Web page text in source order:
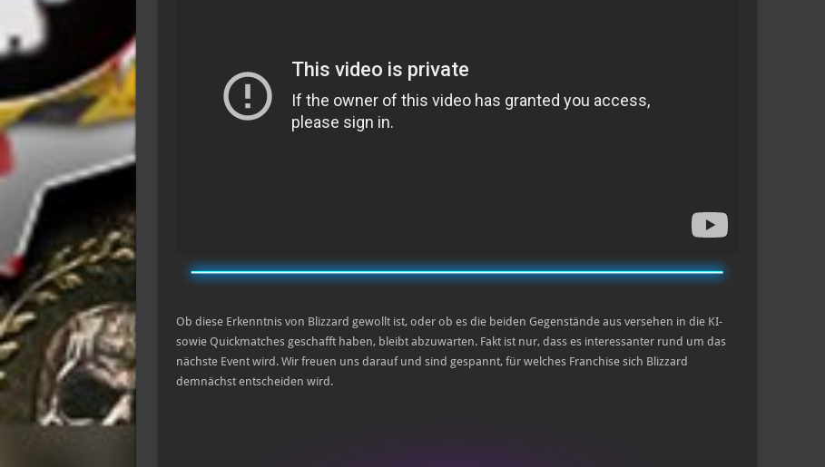
Ob diese Erkenntnis von Blizzard gewollt ist, oder ob es die beiden Gegenstände aus versehen in die KI-
sowie Quickmatches geschafft haben, bleibt abzuwarten. Fakt ist nur, dass es interessanter rund um das
nächste Event wird. Wir freuen uns darauf und sind gespannt, für welches Franchise sich Blizzard
demnächst entscheiden wird.